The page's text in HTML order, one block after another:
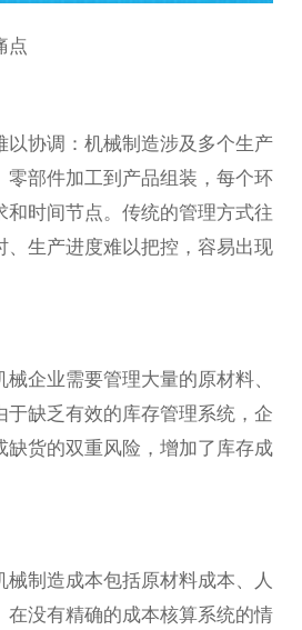
点
协调：机械制造涉及多个生产
零部件加工到产品组装，每个环
和时间节点。传统的管理方式往
、生产进度难以把控，容易出现
业需要管理大量的原材料、
于缺乏有效的库存管理系统，企
缺货的双重风险，增加了库存成
制造成本包括原材料成本、人
在没有精确的成本核算系统的情